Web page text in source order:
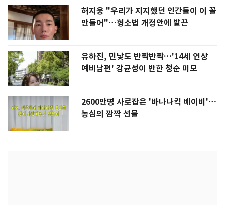
허지웅 "우리가 지지했던 인간들이 이 꼴
만들어"…형소법 개정안에 발끈
유하진, 민낯도 반짝반짝…'14세 연상
예비남편' 강균성이 반한 청순 미모
2600만명 사로잡은 '바나나킥 베이비'…
농심의 깜짝 선물